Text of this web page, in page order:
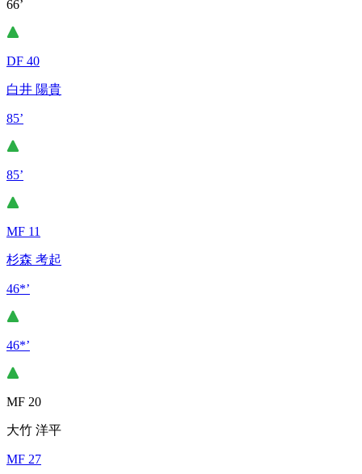
66’
DF 40
白井 陽貴
85’
85’
MF 11
杉森 考起
46*’
46*’
MF 20
大竹 洋平
MF 27